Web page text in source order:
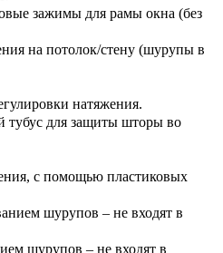
зажимы для рамы окна (без
на потолок/стену (шурупы в
натяжения.
тубус для защиты шторы во
с помощью пластиковых
шурупов – не входят в
шурупов – не входят в